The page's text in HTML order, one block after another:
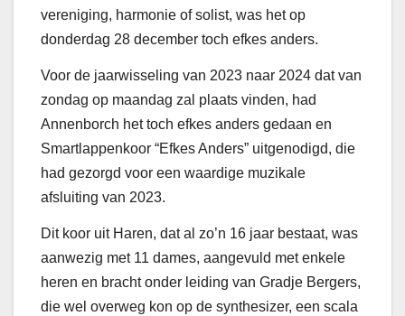
vereniging, harmonie of solist, was het op
donderdag 28 december toch efkes anders.
Voor de jaarwisseling van 2023 naar 2024 dat van
zondag op maandag zal plaats vinden, had
Annenborch het toch efkes anders gedaan en
Smartlappenkoor “Efkes Anders” uitgenodigd, die
had gezorgd voor een waardige muzikale
afsluiting van 2023.
Dit koor uit Haren, dat al zo’n 16 jaar bestaat, was
aanwezig met 11 dames, aangevuld met enkele
heren en bracht onder leiding van Gradje Bergers,
die wel overweg kon op de synthesizer, een scala